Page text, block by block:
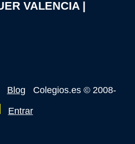
VALENCIA |
Blog Colegios.es© 2008-
Entrar